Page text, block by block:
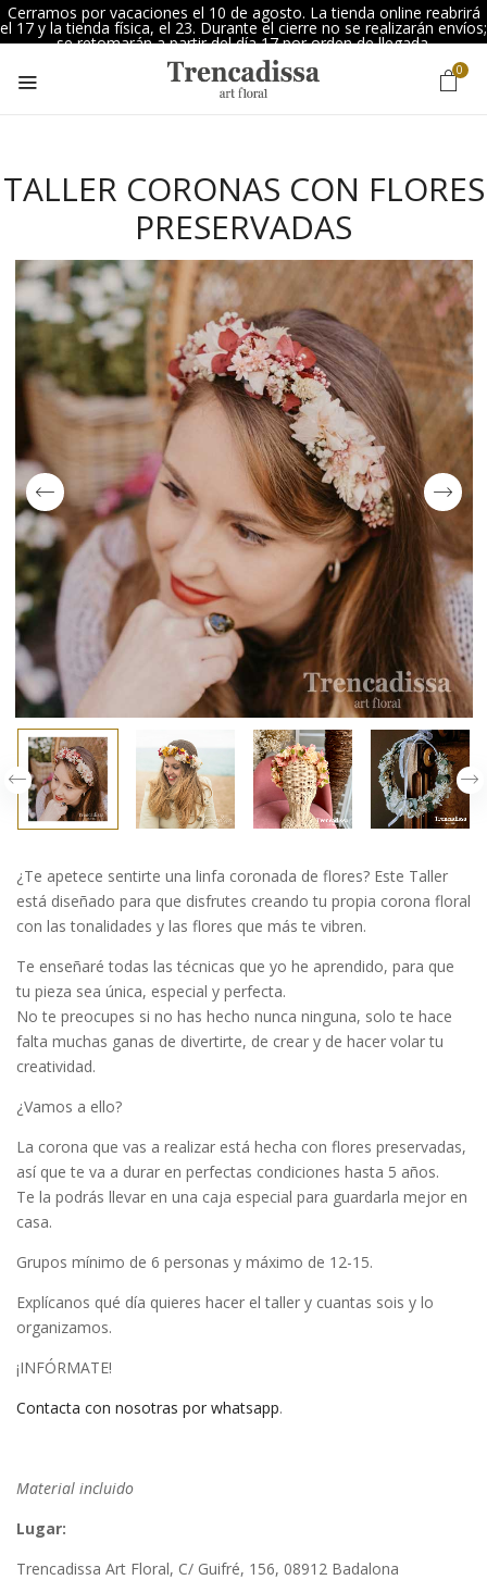
Cerramos por vacaciones el 10 de agosto. La tienda online reabrirá
el 17 y la tienda física, el 23. Durante el cierre no se realizarán envíos;
se retomarán a partir del día 17 por orden de llegada.
0
TALLER CORONAS CON FLORES
PRESERVADAS
¿Te apetece sentirte una linfa coronada de flores? Este Taller
está diseñado para que disfrutes creando tu propia corona floral
con las tonalidades y las flores que más te vibren.
Te enseñaré todas las técnicas que yo he aprendido, para que
tu pieza sea única, especial y perfecta.
No te preocupes si no has hecho nunca ninguna, solo te hace
falta muchas ganas de divertirte, de crear y de hacer volar tu
creatividad.
¿Vamos a ello?
La corona que vas a realizar está hecha con flores preservadas,
así que te va a durar en perfectas condiciones hasta 5 años.
Te la podrás llevar en una caja especial para guardarla mejor en
casa.
Grupos mínimo de 6 personas y máximo de 12-15.
Explícanos qué día quieres hacer el taller y cuantas sois y lo
organizamos.
¡INFÓRMATE!
Contacta con nosotras por whatsapp.
Material incluido
Lugar:
Trencadissa Art Floral, C/ Guifré, 156, 08912 Badalona